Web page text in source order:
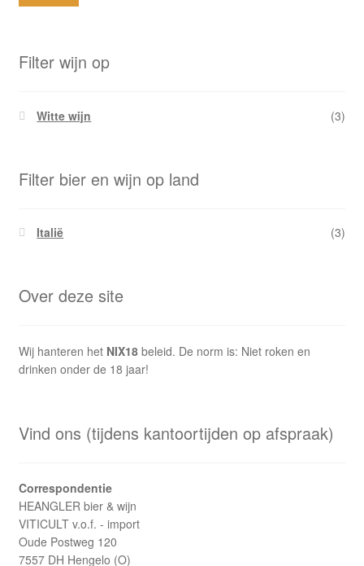
Filter wijn op
Witte wijn (3)
Filter bier en wijn op land
Italië (3)
Over deze site
Wij hanteren het NIX18 beleid. De norm is: Niet roken en
drinken onder de 18 jaar!
Vind ons (tijdens kantoortijden op afspraak)
Correspondentie
HEANGLER bier & wijn
VITICULT v.o.f. - import
Oude Postweg 120
7557 DH Hengelo (O)